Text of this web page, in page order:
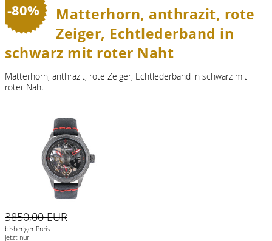
-80%
Matterhorn, anthrazit, rote
Zeiger, Echtlederband in
schwarz mit roter Naht
Matterhorn, anthrazit, rote Zeiger, Echtlederband in schwarz mit
roter Naht
3850,00 EUR
bisheriger Preis
jetzt nur